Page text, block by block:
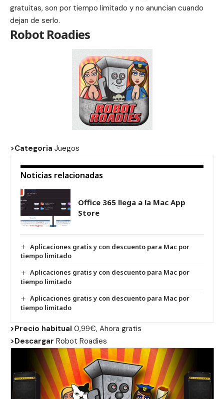
gratuitas, son por tiempo limitado y no anuncian cuando
dejan de serlo.
Robot Roadies
>Categoria Juegos
Noticias relacionadas
Office 365 llega a la Mac App
Store
Aplicaciones gratis y con descuento para Mac por
tiempo limitado
Aplicaciones gratis y con descuento para Mac por
tiempo limitado
Aplicaciones gratis y con descuento para Mac por
tiempo limitado
>Precio habitual 0,99€, Ahora gratis
>Descargar Robot Roadies